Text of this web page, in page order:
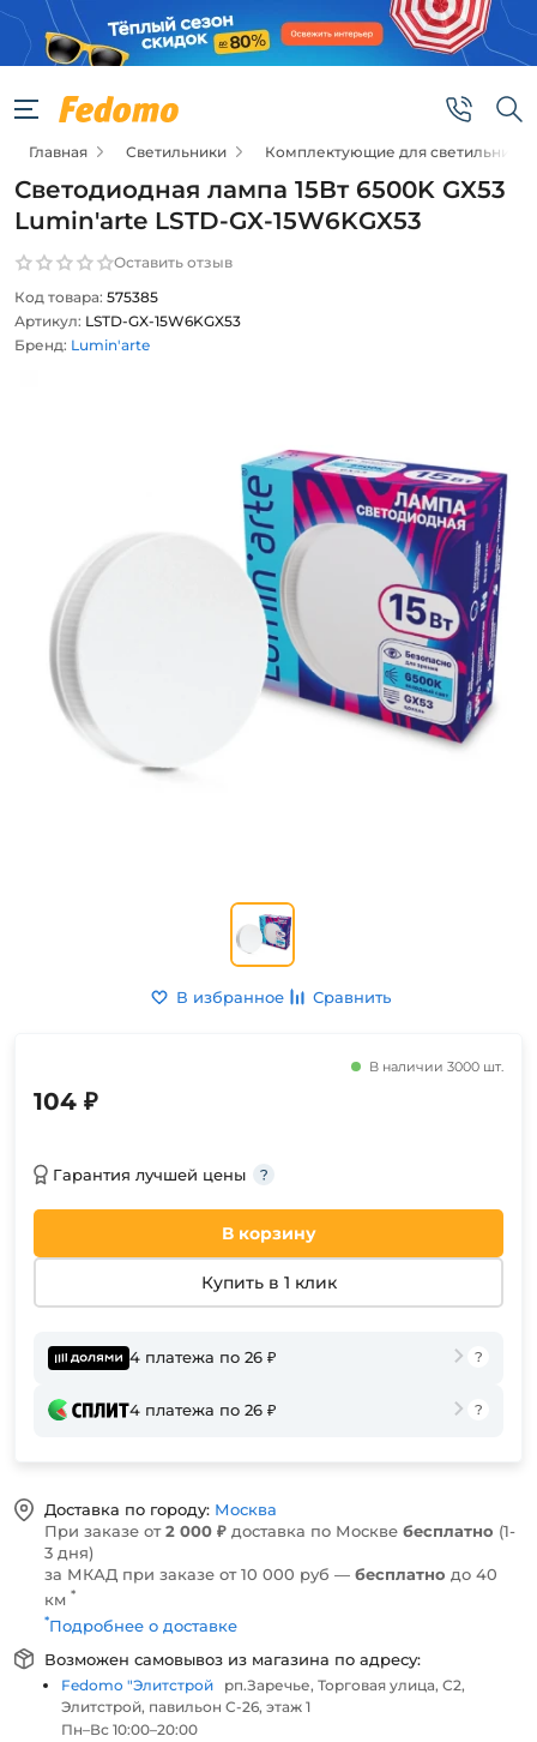
Главная Светильники Комплектующие для светильников
Светодиодная лампа 15Вт 6500K GX53
Lumin'arte LSTD-GX-15W6KGX53
Оставить отзыв
Код товара: 575385
Артикул: LSTD-GX-15W6KGX53
Бренд: Lumin'arte
В избранное Сравнить
В наличии 3000 шт.
104 ₽
Гарантия лучшей цены
В корзину
Купить в 1 клик
4 платежа по 26 ₽
4 платежа по 26 ₽
Доставка по городу: Москва
При заказе от2 000 ₽ доставка по Москве бесплатно (1-
3 дня)
за МКАД при заказе от 10 000 руб — бесплатно до 40
км *
*Подробнее о доставке
Возможен самовывоз из магазина по адресу:
Fedomo "Элитстрой
рп.Заречье, Торговая улица, С2,
Элитстрой, павильон С-26, этаж 1
Пн–Вс 10:00–20:00